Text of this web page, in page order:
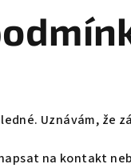
Uznávám, že
na kontakt